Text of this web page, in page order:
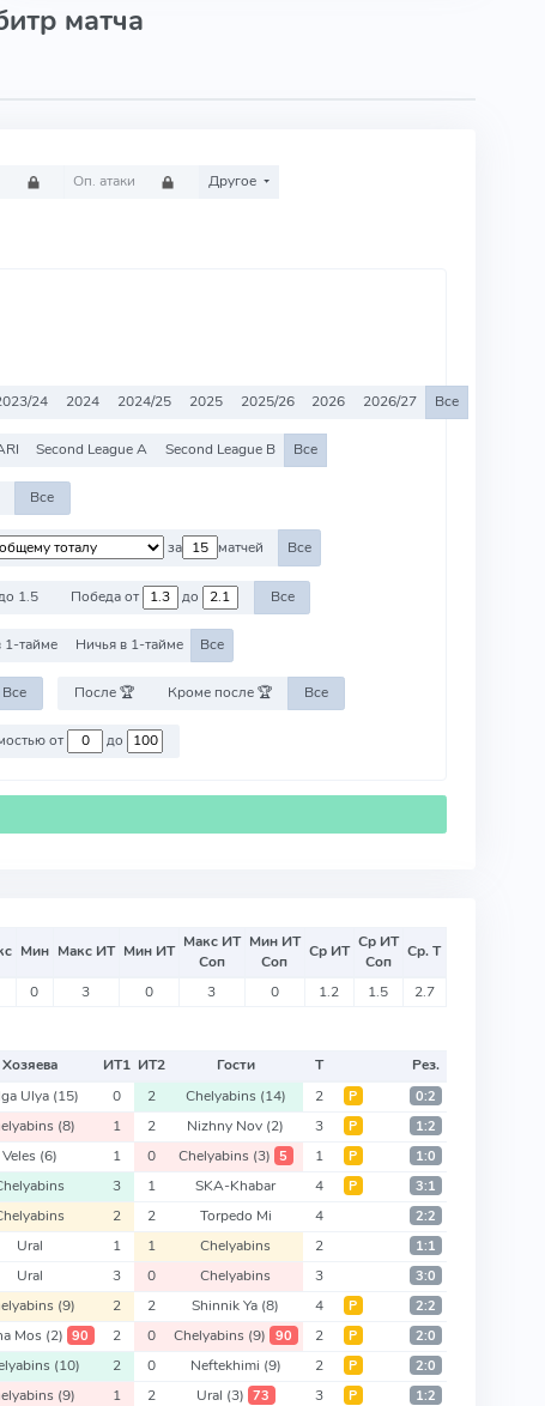
матча
Оп. атаки Другое
24 2024 2024/25 2025 2025/26 2026 2026/27 Все
Second League A Second League B Все
Все
за матчей Все
1.5 Победа от до Все
1-тайме Ничья в 1-тайме Все
Все После 🏆 Кроме после 🏆 Все
Против команд со стоимостью от до
Мин Макс ИТ Мин ИТ Макс ИТ
Соп
Мин ИТ
Соп
Ср ИТ Ср ИТ
Соп
Ср. Т
0 3 0 3 0 1.2 1.5 2.7
Хозяева ИТ1 ИТ2 Гости Т
Рез.
Ulya (15) 0 2 Chelyabins (14) 2 Р 0:2
(8) 1 2 Nizhny Nov (2) 3 Р 1:2
Veles (6) 1 0 Chelyabins (3) 5 1 Р 1:0
3 1 SKA-Khabar 4 Р 3:1
2 2 Torpedo Mi 4 2:2
Ural 1 1 Chelyabins 2 1:1
Ural 3 0 Chelyabins 3 3:0
(9) 2 2 Shinnik Ya (8) 4 Р 2:2
Mos (2) 90 2 0 Chelyabins (9) 90 2 Р 2:0
(10) 2 0 Neftekhimi (9) 2 Р 2:0
(9) 1 2 Ural (3) 73 3 Р 1:2